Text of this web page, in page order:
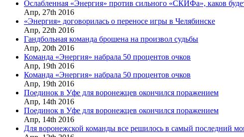
Ослабленная «Энергия» против сильного «СКИФа», каков
Апр, 27th 2016
«Энергия» договорилась о переносе игры в Челябинске
Апр, 22th 2016
Гандбольная команда брошена на произвол судьбы
Апр, 20th 2016
Команда «Энергия» набрала 50 процентов очков
Апр, 19th 2016
Команда «Энергия» набрала 50 процентов очков
Апр, 19th 2016
Поединок в Уфе для воронежцев окончился поражением
Апр, 14th 2016
Поединок в Уфе для воронежцев окончился поражением
Апр, 14th 2016
Для воронежской команды все решилось в самый последний